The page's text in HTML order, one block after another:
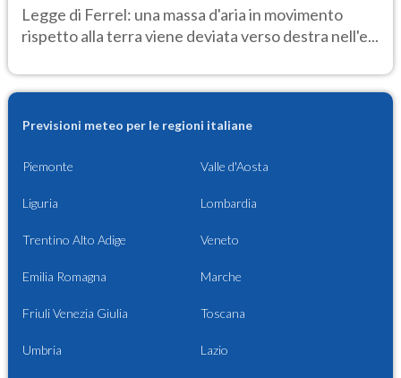
Legge di Ferrel: una massa d'aria in movimento
rispetto alla terra viene deviata verso destra nell'e...
Previsioni meteo per le regioni italiane
Piemonte Valle d'Aosta
Liguria Lombardia
Trentino Alto Adige Veneto
Emilia Romagna Marche
Friuli Venezia Giulia Toscana
Umbria Lazio